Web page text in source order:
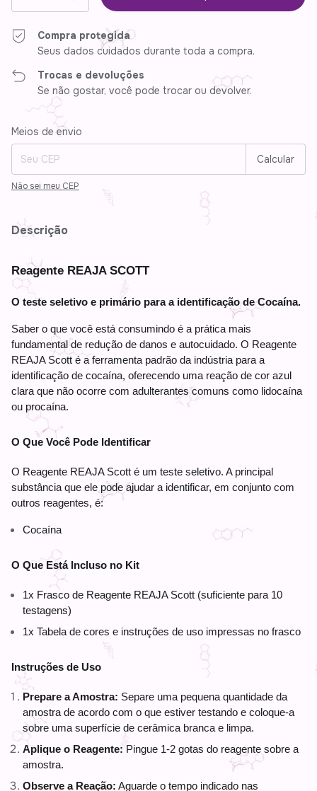
Compra protegida
Seus dados cuidados durante toda a compra.
Trocas e devoluções
Se não gostar, você pode trocar ou devolver.
Entregas para o CEP:
Meios de envio
Calcular
Não sei meu CEP
Descrição
Reagente REAJA SCOTT
O teste seletivo e primário para a identificação de Cocaína.
Saber o que você está consumindo é a prática mais
fundamental de redução de danos e autocuidado. O Reagente
REAJA Scott é a ferramenta padrão da indústria para a
identificação de cocaína, oferecendo uma reação de cor azul
clara que não ocorre com adulterantes comuns como lidocaína
ou procaína.
O Que Você Pode Identificar
O Reagente REAJA Scott é um teste seletivo. A principal
substância que ele pode ajudar a identificar, em conjunto com
outros reagentes, é:
Cocaína
O Que Está Incluso no Kit
1x Frasco de Reagente REAJA Scott (suficiente para 10
testagens)
1x Tabela de cores e instruções de uso impressas no frasco
Instruções de Uso
Prepare a Amostra: Separe uma pequena quantidade da
amostra de acordo com o que estiver testando e coloque-a
sobre uma superfície de cerâmica branca e limpa.
Aplique o Reagente: Pingue 1-2 gotas do reagente sobre a
amostra.
Observe a Reação: Aguarde o tempo indicado nas